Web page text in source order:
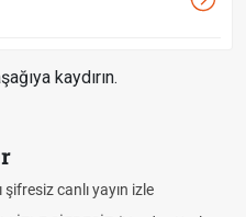
kaydırın.
yayın izle